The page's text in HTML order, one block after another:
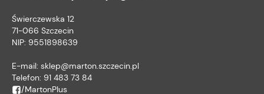
Świerczewska 12
71-066 Szczecin
NIP: 9551898639
E-mail: sklep@marton.szczecin.pl
Telefon: 91 483 73 84
/MartonPlus